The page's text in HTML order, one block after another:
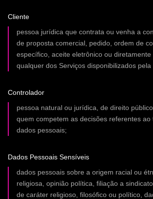
Cliente
pessoa jurídica que contrata ou venha a
de proposta comercial, pedido, ordem de
específico, aceite eletrônico ou diretamente
qualquer dos Serviços disponibilizados pela
Controlador
pessoa natural ou jurídica, de direito
quem competem as decisões referentes ao
dados pessoais;
Dados Pessoais Sensíveis
dados pessoais sobre a origem racial ou
religiosa, opinião política, filiação a
de caráter religioso, filosófico ou político,